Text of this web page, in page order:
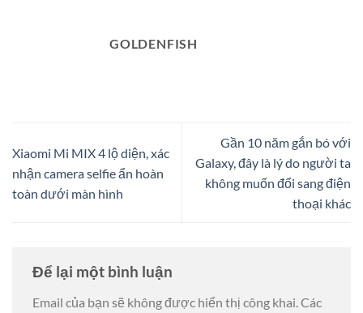
GOLDENFISH
Xiaomi Mi MIX 4 lộ diện, xác
nhận camera selfie ẩn hoàn
toàn dưới màn hình
Gần 10 năm gắn bó với
Galaxy, đây là lý do người ta
không muốn đổi sang điện
thoại khác
Để lại một bình luận
Email của bạn sẽ không được hiển thị công khai.Các